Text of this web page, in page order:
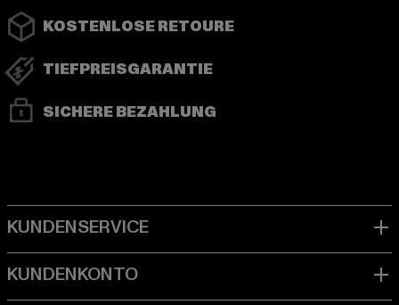
KOSTENLOSE RETOURE
TIEFPREISGARANTIE
SICHERE BEZAHLUNG